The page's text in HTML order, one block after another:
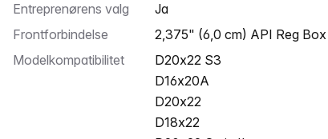
Entreprenørens valg
Ja
Frontforbindelse
2,375" (6,0 cm) API Reg Box
Modelkompatibilitet
D20x22 S3
D16x20A
D20x22
D18x22